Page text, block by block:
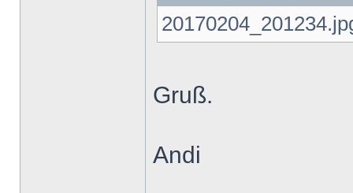
Gruß.
Andi